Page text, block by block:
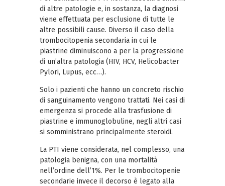
di altre patologie e, in sostanza, la diagnosi
viene effettuata per esclusione di tutte le
altre possibili cause. Diverso il caso della
trombocitopenia secondaria in cui le
piastrine diminuiscono a per la progressione
di un’altra patologia (HIV, HCV, Helicobacter
Pylori, Lupus, ecc…).
Solo i pazienti che hanno un concreto rischio
di sanguinamento vengono trattati. Nei casi di
emergenza si procede alla trasfusione di
piastrine e immunoglobuline, negli altri casi
si somministrano principalmente steroidi.
La PTI viene considerata, nel complesso, una
patologia benigna, con una mortalità
nell’ordine dell’1%. Per le trombocitopenie
secondarie invece il decorso è legato alla